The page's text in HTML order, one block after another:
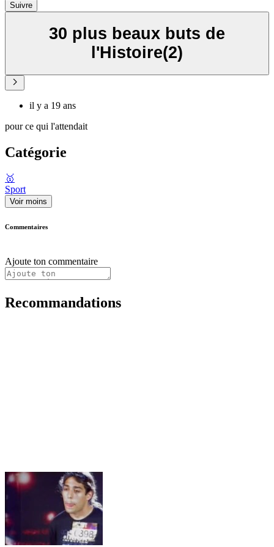
Suivre
30 plus beaux buts de
l'Histoire(2)
il y a 19 ans
pour ce qui l'attendait
Catégorie
🥇
Sport
Voir moins
Commentaires
Ajoute ton commentaire
Recommandations